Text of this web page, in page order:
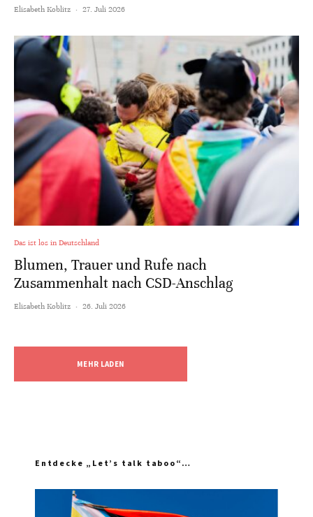
Elisabeth Koblitz · 27. Juli 2026
Das ist los in Deutschland
Blumen, Trauer und Rufe nach
Zusammenhalt nach CSD-Anschlag
Elisabeth Koblitz · 26. Juli 2026
MEHR LADEN
Entdecke „Let’s talk taboo“…